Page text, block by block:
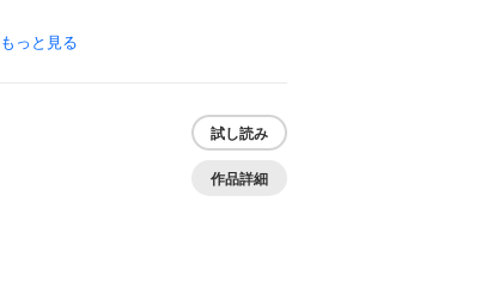
もっと見る
試し読み
作品詳細